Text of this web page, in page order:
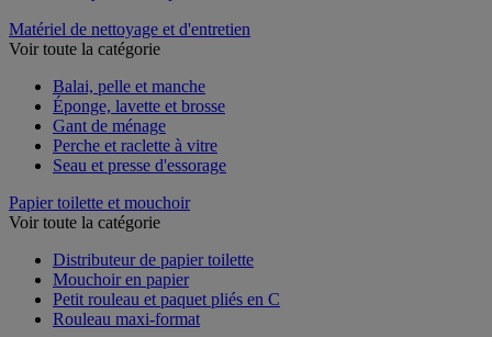
Matériel de nettoyage et d'entretien
Balai, pelle et manche
Éponge, lavette et brosse
Gant de ménage
Perche et raclette à vitre
Papier toilette et mouchoir
Distributeur de papier toilette
Mouchoir en papier
Petit rouleau et paquet pliés en C